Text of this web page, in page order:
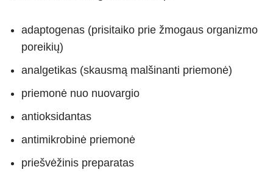
adaptogenas (prisitaiko prie žmogaus organizmo
poreikių)
analgetikas (skausmą malšinanti priemonė)
priemonė nuo nuovargio
antioksidantas
antimikrobinė priemonė
priešvėžinis preparatas